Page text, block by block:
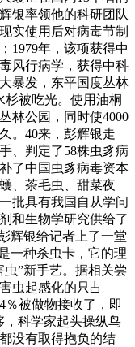
银率领他的科研团队
实使用后对病毒节制
1979年，该项获得中
风行病学，获得中科
暴发，东平国度丛林
杉被吃光。使用油桐
林公园，同时使4000
。40来，彭辉银走
、判定了58株虫豸病
了中国虫豸病毒资本
、茶毛虫、甜菜夜
批具有我国自从学问
和生物学研究供给了
辉银给记者上了一堂
一种杀虫卡，它的理
”新手艺。据相关尝
虫起感化的只占
％被做物接收了，即
，科学家起头操纵鸟
没有取得抱负的结